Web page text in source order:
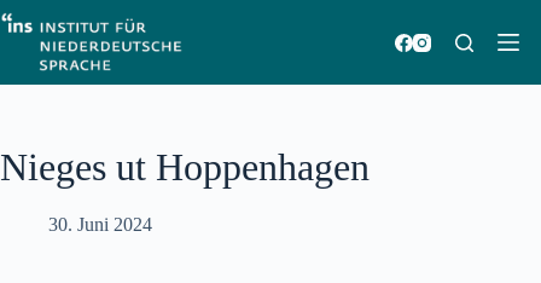
Zum
Inhalt
springen
Nieges ut Hoppenhagen
30. Juni 2024